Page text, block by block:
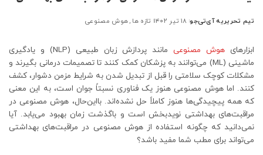
ارسال
توسط
تیم تحریریه آی‌تی‌جو ۱۸ تیر ۱۴۰۲ تازه ها هوش مصنوعی
ابزارهای هوش مصنوعی
مانند پردازش زبان طبیعی (NLP) و یادگیری
ماشینی (ML) می‌توانند به پزشکان کمک کنند تا تصمیمات درمانی بگیرند و
مشکلات کوچک سلامتی را قبل از تبدیل شدن به شرایط مزمن دشوار، کشف
کنند. اما هوش مصنوعی هنوز یک فناوری نسبتاً جوان است، به این معنی
که همه پیچیدگی‌ها هنوز کاملاً حل نشده‌اند. بااین‌حال، هوش مصنوعی در
مراقبت‌های بهداشتی نویدبخش است و باگذشت زمان بهبود می‌یابد. آیا
نمی‌دانید که چگونه استفاده از هوش مصنوعی در مراقبت‌های بهداشتی
می‌تواند برای مطب شما مفید باشد؟